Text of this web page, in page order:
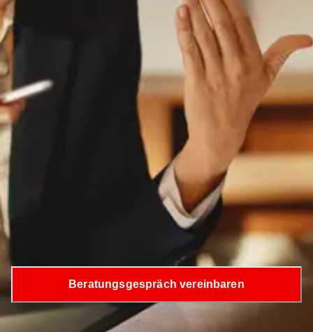
Gemeinsam entwickeln.
Ihre persönliche Perspektive ist der Ausgangspunkt. Ein
Beratungsgespräch mit den Ansprechpartnerinnen und
Ansprechpartnern Ihrer Sparkasse steht daher immer am
Anfang – um gemeinsam die Vermögensstrategie zu
entwickeln, die zu Ihren Anlagezielen und Ihrer
Beratungsgespräch vereinbaren